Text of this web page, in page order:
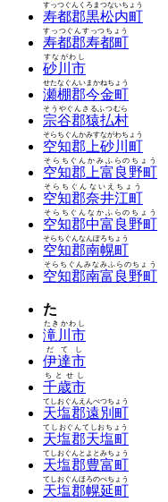
寿都郡黒松内町
すっつぐんくろまつないちょう
寿都郡寿都町
すっつぐんすっつちょう
砂川市
すながわし
瀬棚郡今金町
せたなぐんいまかねちょう
宗谷郡猿払村
そうやぐんさるふつむら
空知郡上砂川町
そらちぐんかみすながわちょう
空知郡上富良野町
そらちぐんかみふらのちょう
空知郡奈井江町
そらちぐんないえちょう
空知郡中富良野町
そらちぐんなかふらのちょう
空知郡南幌町
そらちぐんなんぽろちょう
空知郡南富良野町
そらちぐんみなみふらのちょう
た
滝川市
たきかわし
伊達市
だてし
千歳市
ちとせし
天塩郡遠別町
てしおぐんえんべつちょう
天塩郡天塩町
てしおぐんてしおちょう
天塩郡豊富町
てしおぐんとよとみちょう
天塩郡幌延町
てしおぐんほろのべちょう